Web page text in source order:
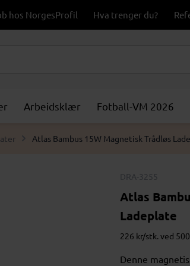
hos NorgesProfil Hva trenger du?
Arbeidsklær Fotball-VM 2026
Atlas Bambus 15W Magnetisk Trådløs
DRA-3255
Atlas
Ladeplate
226 kr/stk. ved
Denne